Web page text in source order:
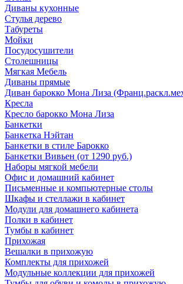
Диваны кухонные
Стулья дерево
Табуреты
Мойки
Посудосушители
Столешницы
Мягкая Мебель
Диваны прямые
Диван барокко Мона Лиза
Кресла
Кресло барокко Мона Лиза
Банкетки
Банкетка Нэйтан
Банкетки в стиле Барокко
Банкетки Вивьен (от 1290 руб.)
Наборы мягкой мебели
Офис и домашний кабинет
Письменные и компьютерные столы
Шкафы и стеллажи в кабинет
Модули для домашнего кабинета
Полки в кабинет
Тумбы в кабинет
Прихожая
Вешалки в прихожую
Комплекты для прихожей
Модульные коллекции для прихожей